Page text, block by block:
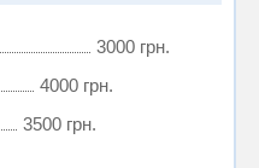
3000 грн.
4000 грн.
3500 грн.